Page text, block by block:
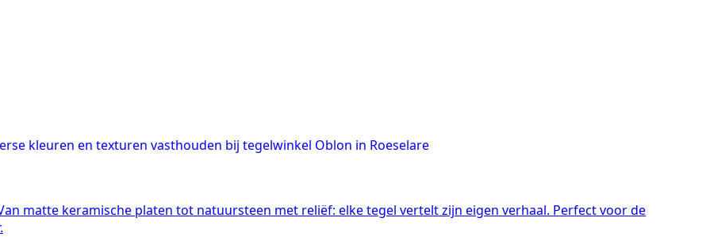
matte keramische platen tot natuursteen met reliëf: elke tegel vertelt zijn eigen verhaal. Perfect voor de